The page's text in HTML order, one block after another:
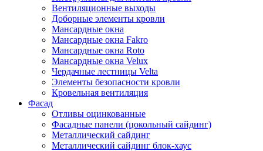
Вентиляционные выходы
Доборные элементы кровли
Мансардные окна
Мансардные окна Fakro
Мансардные окна Roto
Мансардные окна Velux
Чердачные лестницы Velta
Элементы безопасности кровли
Кровельная вентиляция
Фасад
Отливы оцинкованные
Фасадные панели (цокольный сайдинг)
Металлический сайдинг
Металлический сайдинг блок-хаус